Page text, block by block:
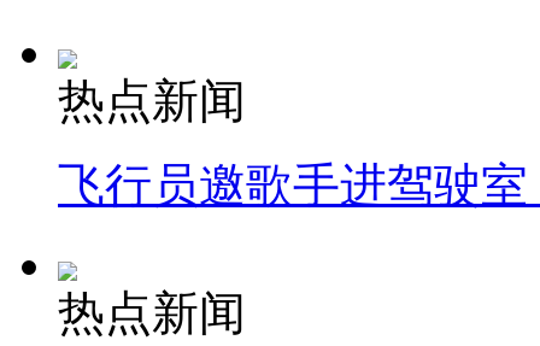
热点新闻
飞行员邀歌手进驾驶
热点新闻